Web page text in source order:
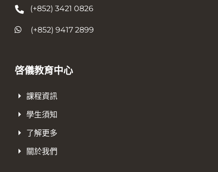
(+852) 3421 0826
(+852) 9417 2899
啓儀教育中心
課程資訊
學生須知
了解更多
關於我們